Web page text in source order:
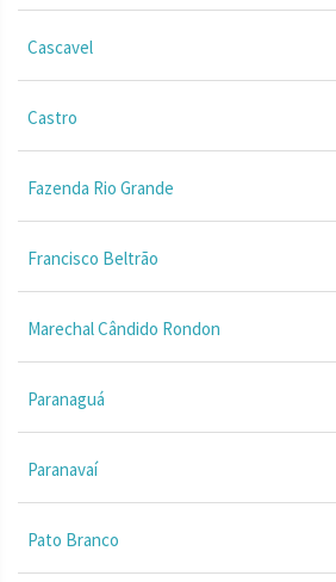
Cascavel
Castro
Fazenda Rio Grande
Francisco Beltrão
Marechal Cândido Rondon
Paranaguá
Paranavaí
Pato Branco